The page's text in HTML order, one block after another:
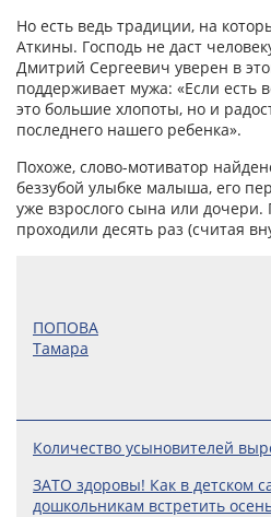
Но есть ведь традиции, на
Аткины. Господь не даст
Дмитрий Сергеевич уверен в
поддерживает мужа: «Если есть
это большие хлопоты, но и
последнего нашего ребенка».
Похоже, слово-мотиватор
беззубой улыбке малыша, его
уже взрослого сына или
проходили десять раз (считая
ПОПОВА
Тамара
Количество усыновителей
ЗАТО здоровы! Как в детском
дошкольникам встретить